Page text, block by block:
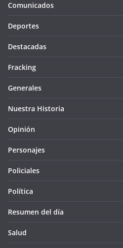
Comunicados
Deportes
Destacadas
Fracking
Generales
Nuestra Historia
Opinión
Personajes
Policiales
Política
Resumen del día
Salud